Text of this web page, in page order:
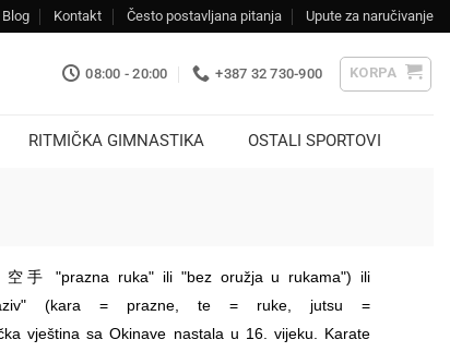
Blog Kontakt Često postavljana pitanja Upute za naručivanje
08:00 - 20:00 +387 32 730-900 KORPA
RITMIČKA GIMNASTIKA OSTALI SPORTOVI
空手 "prazna ruka" ili "bez oružja u rukama") ili
naziv" (kara = prazne, te = ruke, jutsu =
vještina sa Okinave nastala u 16. vijeku. Karate